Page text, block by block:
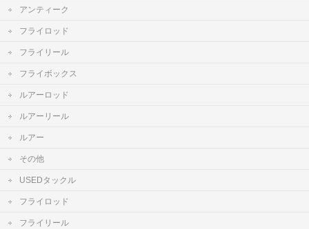
アンティーク
フライロッド
フライリール
フライボックス
ルアーロッド
ルアーリール
ルアー
その他
USEDタックル
フライロッド
フライリール